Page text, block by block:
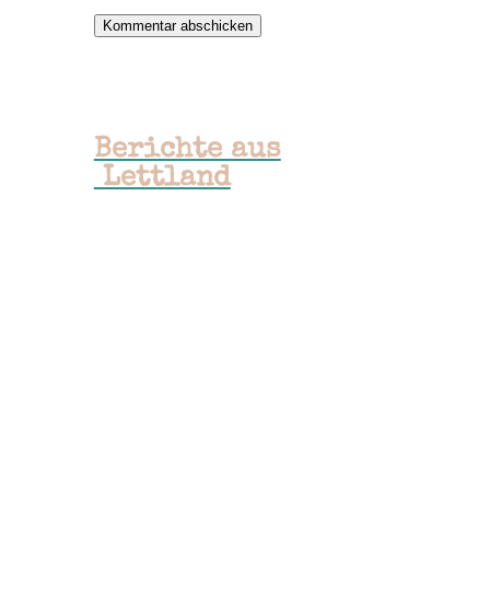
Kommentar abschicken
Berichte aus​
Lettland